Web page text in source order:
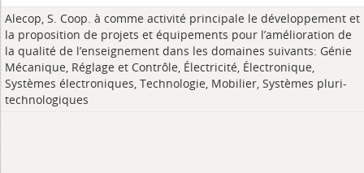
Alecop, S. Coop. à comme activité principale le développement et
la proposition de projets et équipements pour l’amélioration de
la qualité de l’enseignement dans les domaines suivants: Génie
Mécanique, Réglage et Contrôle, Électricité, Électronique,
Systèmes électroniques, Technologie, Mobilier, Systèmes pluri-
technologiques